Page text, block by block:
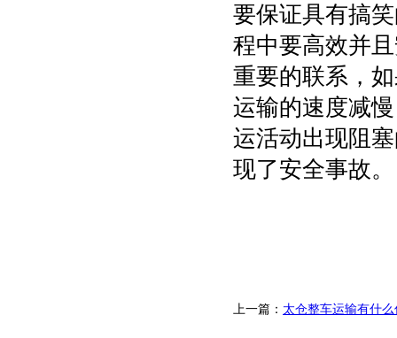
要保证具有搞
程中要高效并
重要的联系，
运输的速度减
运活动出现阻
现了安全事故。
上一篇： 太仓整车运输有什